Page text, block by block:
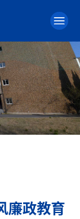
廉政教育